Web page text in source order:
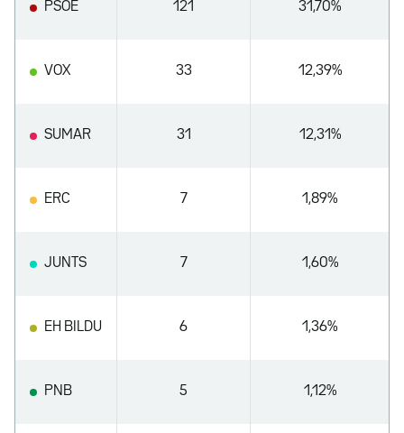
PSOE 121 31,70%
VOX 33 12,39%
SUMAR 31 12,31%
ERC 7 1,89%
JUNTS 7 1,60%
EH BILDU 6 1,36%
PNB 5 1,12%